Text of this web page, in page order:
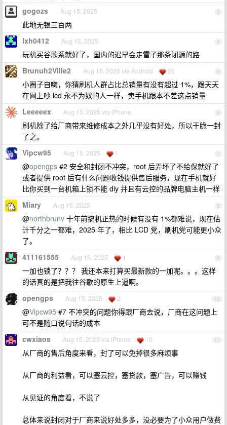
3
gogozs Aug 15, 2025
此地无银三百两
4
lxh0412 Aug 15, 2025
玩机买谷歌系就好了，国内的迟早会走雷子那条闭源的路
5
Brunuh2Ville2 Aug 15, 2025 via Android 20
小圈子自嗨，你猜刷机人群占比总销量有没有超过 1%，跟天天
在网上吵 lcd 永不为奴的人一样，卖手机跟本不差这点销量
6
Leeeeex Aug 15, 2025 via iPhone
刷机除了给厂商带来维修成本之外几乎没有好处，所以干脆一封
了之。
7
Vipcw95 Aug 15, 2025 1
@opengps #2 安全和封闭不冲突，root 后弄坏了不给保就好了
或者提供 root 后有什么问题收钱提供售后服务，现在手机就好
比你买到一台机箱上锁不能 diy 并且有云控的品牌电脑主机一样
8
Miary Aug 15, 2025
@northbrunv 十年前搞机正热的时候有没有 1%都难说，现在估
计千分之一都难，2025 年了，相比 LCD 党，刷机党可能更小众
了。
9
411161555 Aug 15, 2025 1
一加也锁了？？？ 我还本来打算买最新款的一加呢。。。这样
的话真的是把我往谷歌的原生上逼啊。
10
opengps Aug 15, 2025 2
@Vipcw95 #7 不冲突的问题你得跟厂商去说，厂商在这问题上
可不是随口说句话的成本
11
cwxiaos Aug 15, 2025 via iPhone 10
从厂商的售后角度来看，封了可以免掉很多麻烦事
从厂商的利益看，可以塞云控，塞贷款，塞广告，可以赚钱
从见证的角度看，不说了
总体来说封闭对于厂商来说好处多多，没必要为了小众用户做费